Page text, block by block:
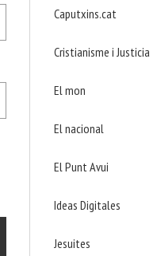
Caputxins.cat
Cristianisme i Justicia
El mon
El nacional
El Punt Avui
Ideas Digitales
Jesuites